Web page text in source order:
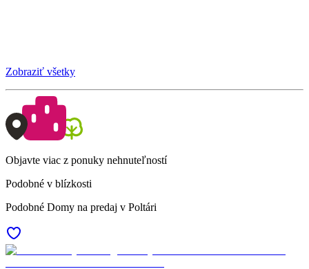
Zobraziť všetky
Objavte viac z ponuky nehnuteľností
Podobné v blízkosti
Podobné Domy na predaj v Poltári